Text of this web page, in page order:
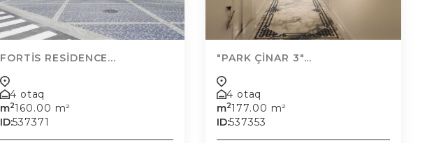
FORTİS RESİDENCE...
4 otaq
m2160.00 m²
ID:537371
"PARK ÇİNAR 3"...
4 otaq
m2177.00 m²
ID:537353